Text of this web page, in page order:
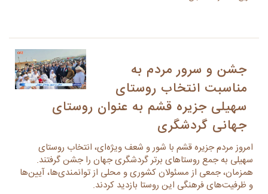
جشن و سرور مردم به
مناسبت انتخاب روستای
سهیلی جزیره قشم به عنوان روستای
جهانی گردشگری
امروز مردم جزیره قشم با شور و شعف ویژه‌ای، انتخاب روستای
سهیلی به جمع روستاهای برتر گردشگری جهان را جشن گرفتند.
همزمان، جمعی از مسئولان کشوری و محلی از توانمندی‌ها، آیین‌ها
و ظرفیت‌های فرهنگی این روستا بازدید کردند.